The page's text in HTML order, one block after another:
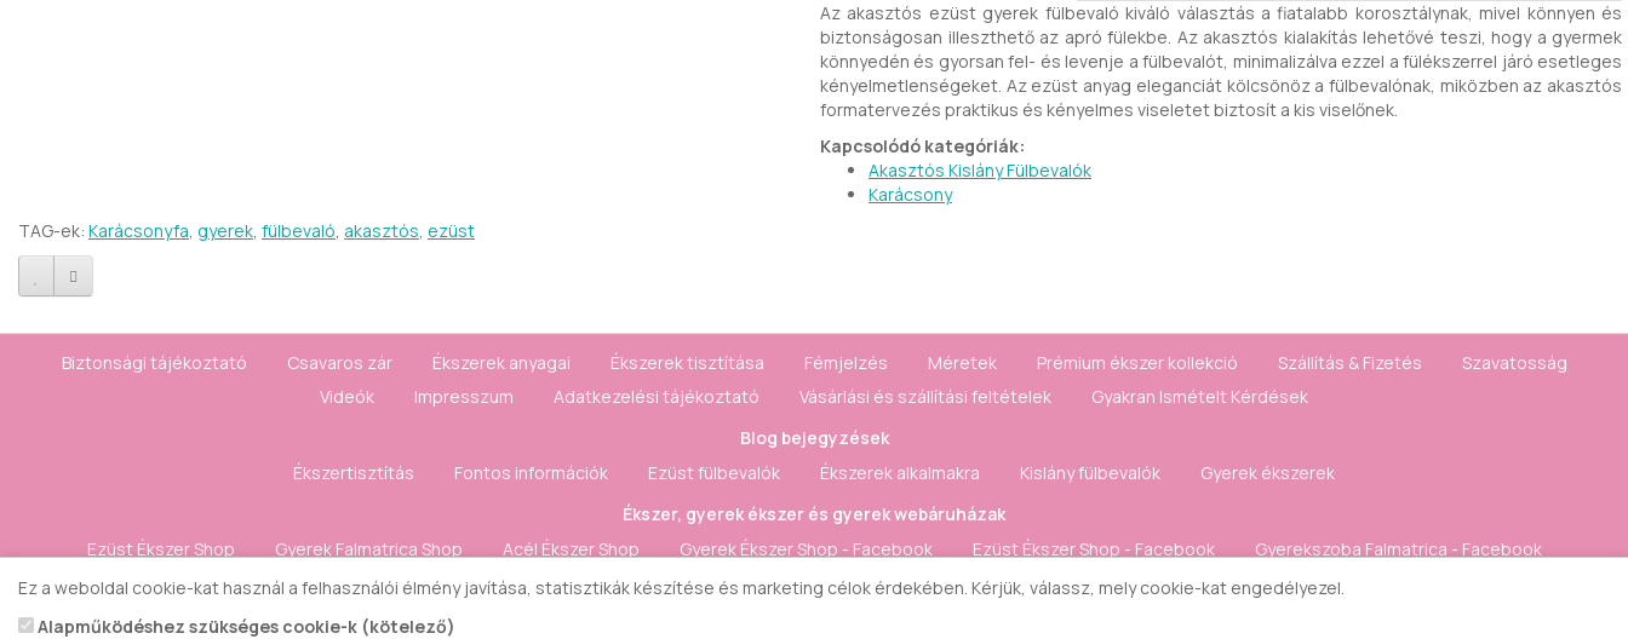
Az akasztós ezüst gyerek fülbevaló kiváló választás a fiatalabb korosztálynak, mivel könnyen és
biztonságosan illeszthető az apró fülekbe. Az akasztós kialakítás lehetővé teszi, hogy a gyermek
könnyedén és gyorsan fel- és levenje a fülbevalót, minimalizálva ezzel a fülékszerrel járó esetleges
kényelmetlenségeket. Az ezüst anyag eleganciát kölcsönöz a fülbevalónak, miközben az akasztós
formatervezés praktikus és kényelmes viseletet biztosít a kis viselőnek.
Kapcsolódó kategóriák:
Akasztós Kislány Fülbevalók
Karácsony
TAG-ek: Karácsonyfa, gyerek, fülbevaló, akasztós, ezüst
Biztonsági tájékoztató Csavaros zár Ékszerek anyagai Ékszerek tisztítása Fémjelzés Méretek Prémium ékszer kollekció Szállítás & Fizetés
Szavatosság
Videók
Impresszum Adatkezelési tájékoztató Vásárlási és szállítási feltételek
Gyakran Ismételt Kérdések
Blog bejegyzések
Ékszertisztítás
Fontos információk Ezüst fülbevalók Ékszerek alkalmakra Kislány fülbevalók
Gyerek ékszerek
Ékszer, gyerek ékszer és gyerek webáruházak
Ezüst Ékszer Shop
Gyerek Falmatrica Shop Acél Ékszer Shop Gyerek Ékszer Shop - Facebook Ezüst Ékszer Shop - Facebook
Gyerekszoba Falmatrica - Facebook
Fiók & Kapcsolat
Kapcsolat
Ez a weboldal cookie-kat használ a felhasználói élmény javítása, statisztikák készítése és marketing célok érdekében. Kérjük, válassz, mely cookie-kat engedélyezel.
Alapműködéshez szükséges cookie-k (kötelező)